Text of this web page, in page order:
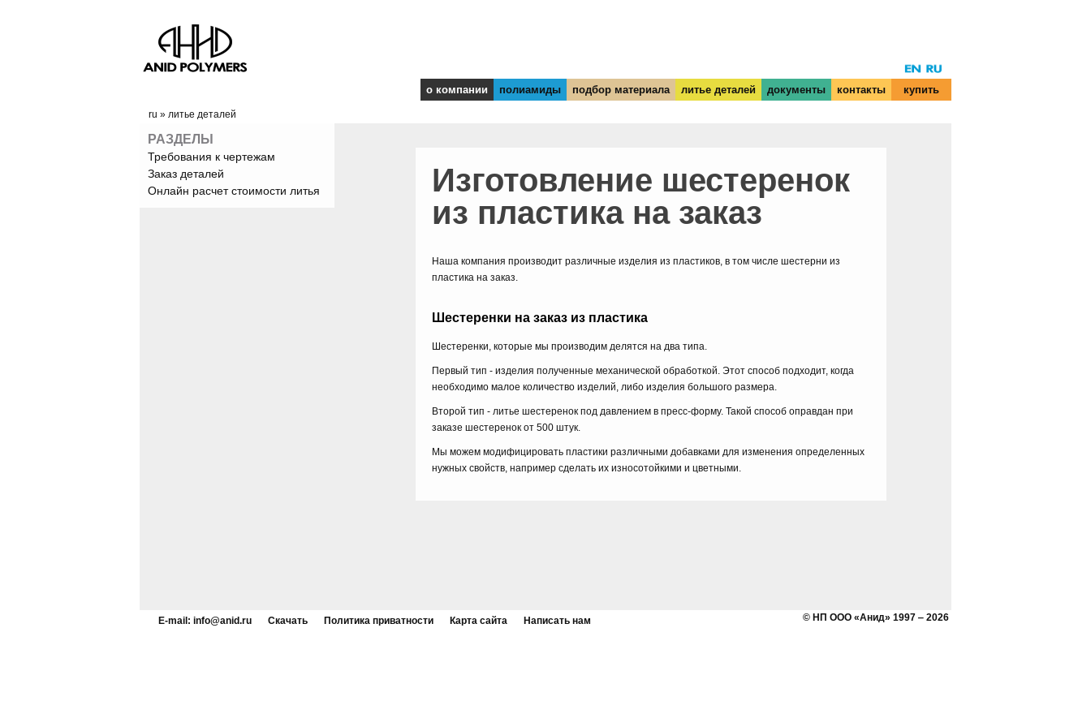
о компании полиамиды подбор материала литье деталей документы контакты купить
ru » литье деталей
РАЗДЕЛЫ
Требования к чертежам
Заказ деталей
Онлайн расчет стоимости литья
Изготовление шестеренок
из пластика на заказ
Наша компания производит различные изделия из пластиков, в том числе шестерни из
пластика на заказ.
Шестеренки на заказ из пластика
Шестеренки, которые мы производим делятся на два типа.
Первый тип - изделия полученные механической обработкой. Этот способ подходит, когда
необходимо малое количество изделий, либо изделия большого размера.
Второй тип - литье шестеренок под давлением в пресс-форму. Такой способ оправдан при
заказе шестеренок от 500 штук.
Мы можем модифицировать пластики различными добавками для изменения определенных
нужных свойств, например сделать их износотойкими и цветными.
E-mail: info@anid.ru Скачать Политика приватности Карта сайта Написать нам © НП ООО «Анид» 1997 ‒ 2026